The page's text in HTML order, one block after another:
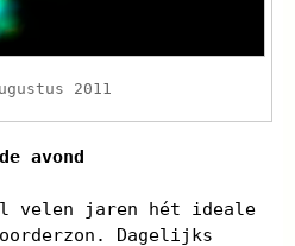
2011
avond
velen jaren hét ideale
Dagelijks